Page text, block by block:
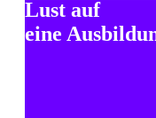
Lust auf
eine